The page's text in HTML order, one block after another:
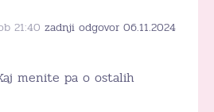
21:40 zadnji odgovor 06.11.2024
menite pa o ostalih